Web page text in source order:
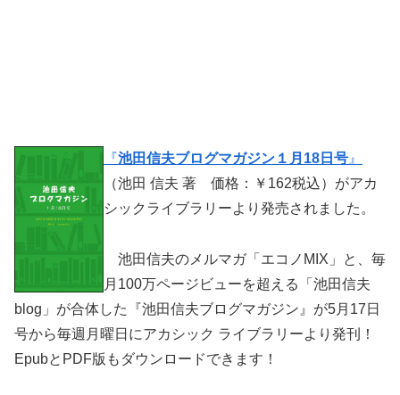
『池田信夫ブログマガジン１月18日号 』
（池田 信夫 著 価格：￥162税込）がアカ
シックライブラリーより発売されました。
池田信夫のメルマガ「エコノMIX」と、毎
月100万ページビューを超える「池田信夫
blog」が合体した『池田信夫ブログマガジン』が5月17日
号から毎週月曜日にアカシック ライブラリーより発刊！
EpubとPDF版もダウンロードできます！